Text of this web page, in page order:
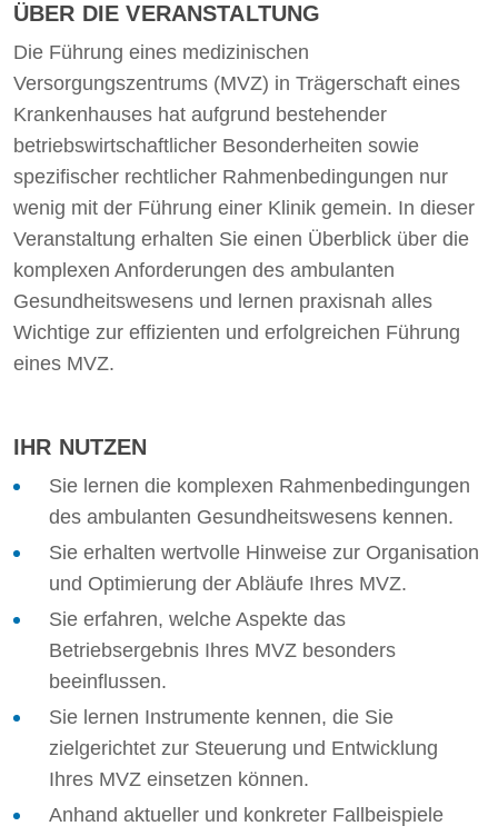
ÜBER DIE VERANSTALTUNG
Die Führung eines medizinischen
Versorgungszentrums (MVZ) in Trägerschaft eines
Krankenhauses hat aufgrund bestehender
betriebswirtschaftlicher Besonderheiten sowie
spezifischer rechtlicher Rahmenbedingungen nur
wenig mit der Führung einer Klinik gemein. In dieser
Veranstaltung erhalten Sie einen Überblick über die
komplexen Anforderungen des ambulanten
Gesundheitswesens und lernen praxisnah alles
Wichtige zur effizienten und erfolgreichen Führung
eines MVZ.
IHR NUTZEN
Sie lernen die komplexen Rahmenbedingungen
des ambulanten Gesundheitswesens kennen.
Sie erhalten wertvolle Hinweise zur Organisation
und Optimierung der Abläufe Ihres MVZ.
Sie erfahren, welche Aspekte das
Betriebsergebnis Ihres MVZ besonders
beeinflussen.
Sie lernen Instrumente kennen, die Sie
zielgerichtet zur Steuerung und Entwicklung
Ihres MVZ einsetzen können.
Anhand aktueller und konkreter Fallbeispiele